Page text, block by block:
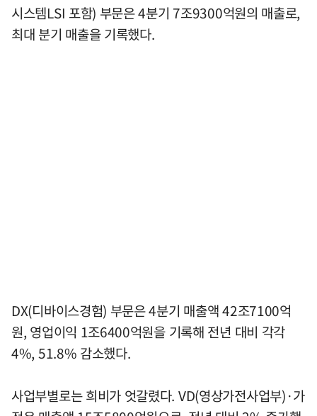
시스템LSI 포함) 부문은 4분기 7조9300억원의 매출로,
최대 분기 매출을 기록했다.
DX(디바이스경험) 부문은 4분기 매출액 42조7100억
원, 영업이익 1조6400억원을 기록해 전년 대비 각각
4%, 51.8% 감소했다.
사업부별로는 희비가 엇갈렸다. VD(영상가전사업부)·가